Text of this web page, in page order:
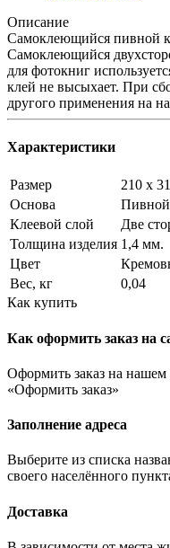
Описание
Самоклеющийся пивной
Самоклеющийся
для фотокниг
клей не высыхает. При
другого применения на
Характеристики
Размер
210 x
Основа
Пивной
Клеевой слой
Две
Толщина изделия 1,4 мм.
Цвет
Вес, кг
0,04
Как купить
Как оформить заказ на
Оформить заказ на нашем
«Оформить заказ»
Заполнение адреса
Выберите из списка
своего населённого
Доставка